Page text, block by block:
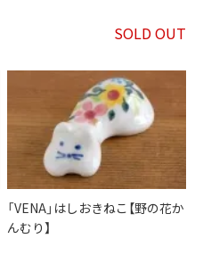
SOLD OUT
「VENA」はしおきねこ【野の花か
んむり】